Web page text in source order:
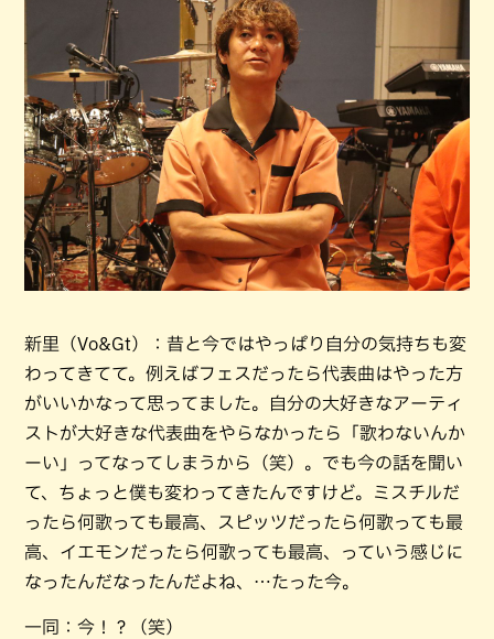
新里（Vo&Gt）：昔と今ではやっぱり自分の気持ちも変
わってきてて。例えばフェスだったら代表曲はやった方
がいいかなって思ってました。自分の大好きなアーティ
ストが大好きな代表曲をやらなかったら「歌わないんか
ーい」ってなってしまうから（笑）。でも今の話を聞い
て、ちょっと僕も変わってきたんですけど。ミスチルだ
ったら何歌っても最高、スピッツだったら何歌っても最
高、イエモンだったら何歌っても最高、っていう感じに
なったんだなったんだよね、…たった今。
一同：今！？（笑）